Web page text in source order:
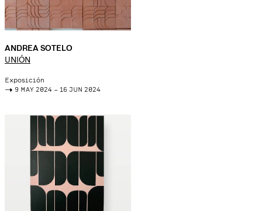
ANDREA SOTELO
UNIÓN
Exposición
-> 9 MAY 2024 – 16 JUN 2024